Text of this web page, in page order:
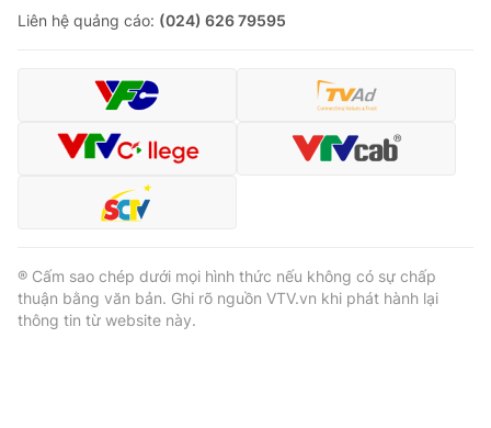
Liên hệ quảng cáo: (024) 626 79595
® Cấm sao chép dưới mọi hình thức nếu không có sự chấp
thuận bằng văn bản. Ghi rõ nguồn VTV.vn khi phát hành lại
thông tin từ website này.